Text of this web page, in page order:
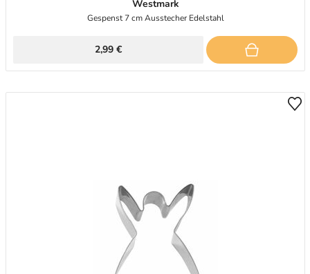
Westmark
Gespenst 7 cm Ausstecher Edelstahl
2,99 €